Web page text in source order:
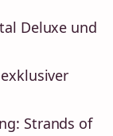
Deluxe und
Strands of